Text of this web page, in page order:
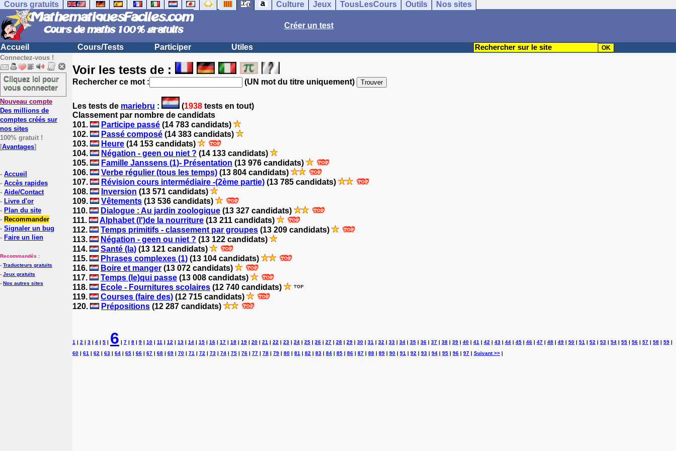
Cours gratuits Culture Jeux TousLesCours Outils Nos sites
Créer un test
Accueil Cours/Tests Participer Utiles
Connectez-vous !
Cliquez ici pour
vous connecter
Nouveau compte
Des millions de
comptes créés sur
nos sites
100% gratuit !
[Avantages]
- Accueil
- Accès rapides
- Aide/Contact
- Livre d'or
- Plan du site
- Recommander
- Signaler un bug
- Faire un lien
Recommandés :
- Traducteurs gratuits
- Jeux gratuits
- Nos autres sites
Voir les tests de :
Rechercher ce mot : (UN mot du titre uniquement)
Les tests de mariebru : (1938 tests en tout)
Classement par nombre de candidats
101.
Participe passé (14 783 candidats)
102.
Passé composé (14 383 candidats)
103.
Heure (14 153 candidats)
104.
Négation - geen ou niet ? (14 133 candidats)
105.
Famille Janssens (1)- Présentation (13 976 candidats)
106.
Verbe régulier (tous les temps) (13 804 candidats)
107.
Révision cours intermédiaire -(2ème partie) (13 785 candidats)
108.
Inversion (13 571 candidats)
109.
Vêtements (13 536 candidats)
110.
Dialogue : Au jardin zoologique (13 327 candidats)
111.
Alphabet (l')de la nourriture (13 211 candidats)
112.
Temps primitifs - classement par groupes (13 209 candidats)
113.
Négation - geen ou niet ? (13 122 candidats)
114.
Santé (la) (13 121 candidats)
115.
Phrases complexes (1) (13 104 candidats)
116.
Boire et manger (13 072 candidats)
117.
Temps (le)qui passe (13 008 candidats)
118.
Ecole - Fournitures scolaires (12 740 candidats)
119.
Courses (faire des) (12 715 candidats)
120.
Prépositions (12 287 candidats)
1 | 2 | 3 | 4 | 5 | 6 | 7 | 8 | 9 | 10 | 11 | 12 | 13 | 14 | 15 | 16 | 17 | 18 | 19 | 20 | 21 | 22 | 23 | 24 | 25 | 26 | 27 | 28 | 29 | 30 | 31 | 32 | 33 | 34 | 35 | 36 | 37 | 38 | 39 | 40 | 41 | 42 | 43 | 44 | 45 | 46 | 47 | 48 | 49 | 50 | 51 | 52 | 53 | 54 | 55 | 56 | 57 | 58 | 59 |
60 | 61 | 62 | 63 | 64 | 65 | 66 | 67 | 68 | 69 | 70 | 71 | 72 | 73 | 74 | 75 | 76 | 77 | 78 | 79 | 80 | 81 | 82 | 83 | 84 | 85 | 86 | 87 | 88 | 89 | 90 | 91 | 92 | 93 | 94 | 95 | 96 | 97 | Suivant >> |